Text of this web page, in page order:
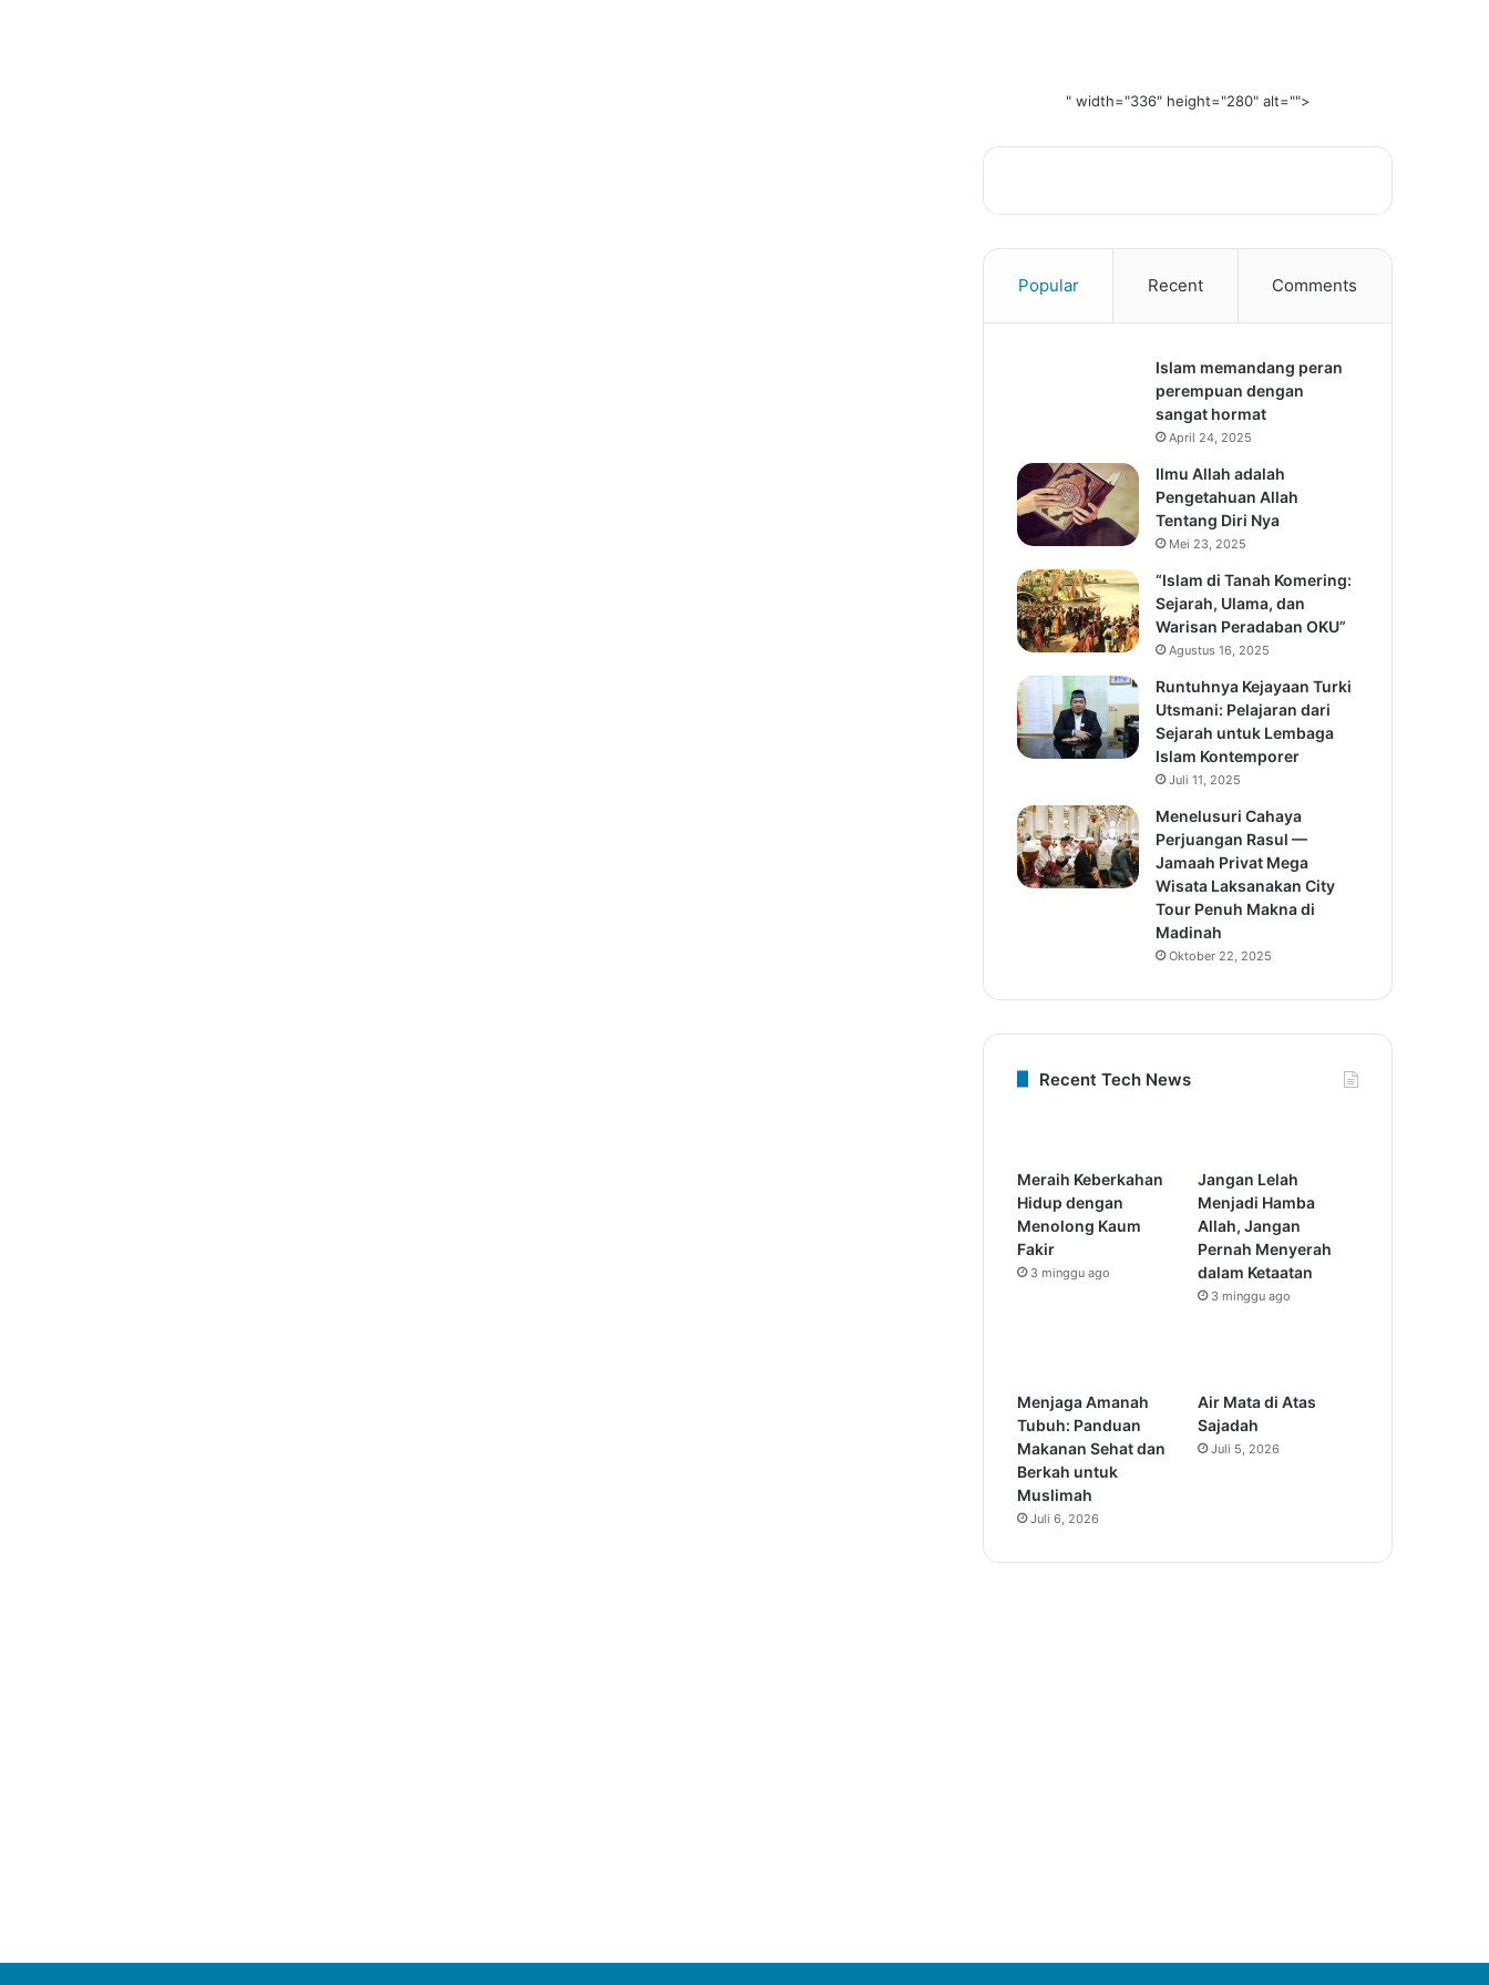
" width="336" height="280" alt="">
Popular Recent Comments
Islam memandang peran
perempuan dengan
sangat hormat
April 24, 2025
Ilmu Allah adalah
Pengetahuan Allah
Tentang Diri Nya
Mei 23, 2025
“Islam di Tanah Komering:
Sejarah, Ulama, dan
Warisan Peradaban OKU”
Agustus 16, 2025
Runtuhnya Kejayaan Turki
Utsmani: Pelajaran dari
Sejarah untuk Lembaga
Islam Kontemporer
Juli 11, 2025
Menelusuri Cahaya
Perjuangan Rasul —
Jamaah Privat Mega
Wisata Laksanakan City
Tour Penuh Makna di
Madinah
Oktober 22, 2025
Recent Tech News
Meraih Keberkahan
Hidup dengan
Menolong Kaum
Fakir
3 minggu ago
Jangan Lelah
Menjadi Hamba
Allah, Jangan
Pernah Menyerah
dalam Ketaatan
3 minggu ago
Menjaga Amanah
Tubuh: Panduan
Makanan Sehat dan
Berkah untuk
Muslimah
Juli 6, 2026
Air Mata di Atas
Sajadah
Juli 5, 2026